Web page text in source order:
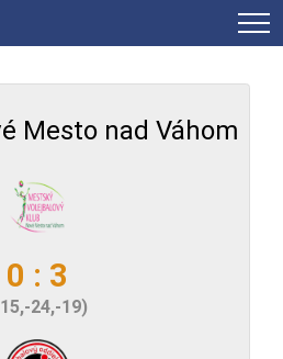
Mesto nad Váhom
0 : 3
24,-19)